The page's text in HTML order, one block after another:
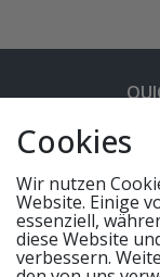
Cookies
Wir nutzen
Website. Einige
essenziell,
diese Website
verbessern.